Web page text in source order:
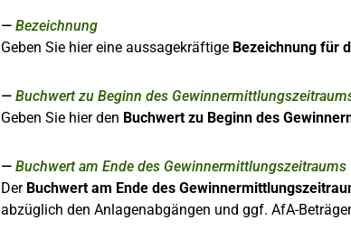
Bezeichnung
Geben Sie hier eine aussagekräftige Bezeichnung für
Buchwert zu Beginn des
Geben Sie hier den Buchwert zu Beginn des
Buchwert am Ende des Gewinnermittlungszeitraums
Der Buchwert am Ende des
abzüglich den Anlagenabgängen und ggf. AfA-